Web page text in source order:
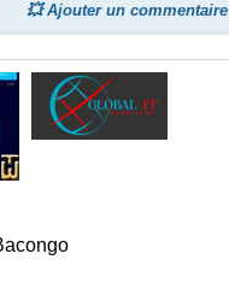
💥 Ajouter un commentaire